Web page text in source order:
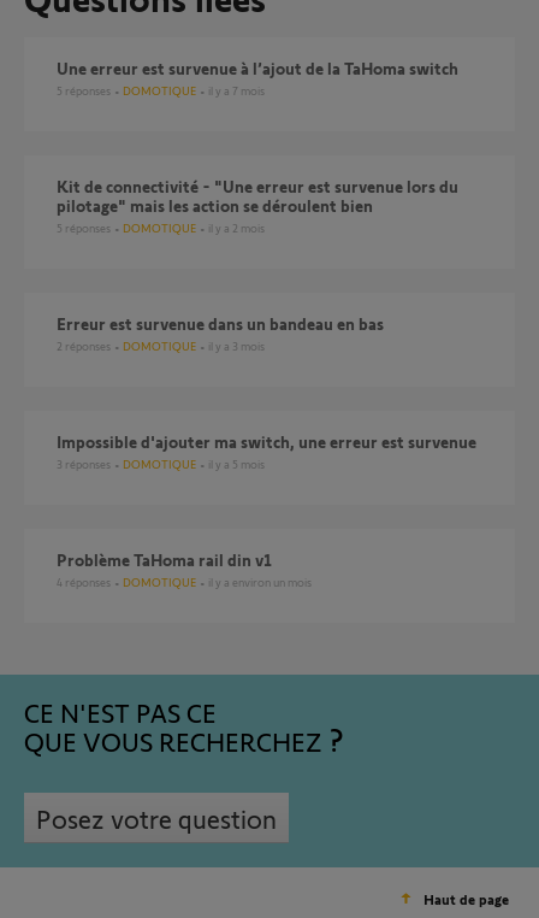
Une erreur est survenue à l’ajout de la TaHoma switch
5 réponses DOMOTIQUE il y a 7 mois
Kit de connectivité - "Une erreur est survenue lors du
pilotage" mais les action se déroulent bien
5 réponses DOMOTIQUE il y a 2 mois
Erreur est survenue dans un bandeau en bas
2 réponses DOMOTIQUE il y a 3 mois
Impossible d'ajouter ma switch, une erreur est survenue
3 réponses DOMOTIQUE il y a 5 mois
Problème TaHoma rail din v1
4 réponses DOMOTIQUE il y a environ un mois
CE N'EST PAS CE
QUE VOUS RECHERCHEZ
Posez votre question
Haut de page